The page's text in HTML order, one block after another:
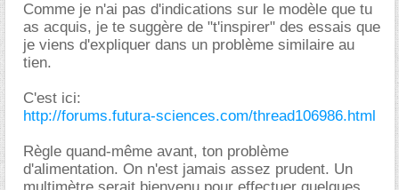
Comme je n'ai pas d'indications sur le modèle que tu
as acquis, je te suggère de "t'inspirer" des essais que
je viens d'expliquer dans un problème similaire au
tien.
C'est ici:
http://forums.futura-sciences.com/thread106986.html
Règle quand-même avant, ton problème
d'alimentation. On n'est jamais assez prudent. Un